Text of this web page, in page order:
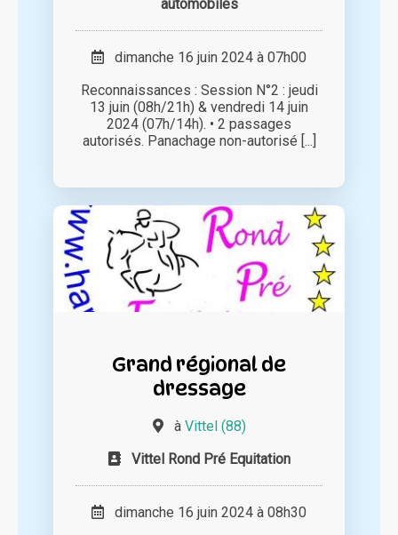
automobiles
dimanche 16 juin 2024 à 07h00
Reconnaissances : Session N°2 : jeudi
13 juin (08h/21h) & vendredi 14 juin
2024 (07h/14h). • 2 passages
autorisés. Panachage non-autorisé [...]
Grand régional de
dressage
à Vittel (88)
Vittel Rond Pré Equitation
dimanche 16 juin 2024 à 08h30